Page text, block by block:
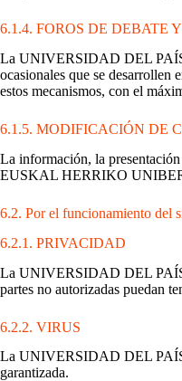
6.1.4. FOROS DE DEBATE
La UNIVERSIDAD DEL PAÍS
ocasionales que se
estos mecanismos, con el
6.1.5. MODIFICACIÓN DE
La información, la
EUSKAL HERRIKO
6.2. Por el funcionamiento del
6.2.1. PRIVACIDAD
La UNIVERSIDAD DEL PAÍS
partes no autorizadas puedan
6.2.2. VIRUS
La UNIVERSIDAD DEL PAÍS
garantizada.